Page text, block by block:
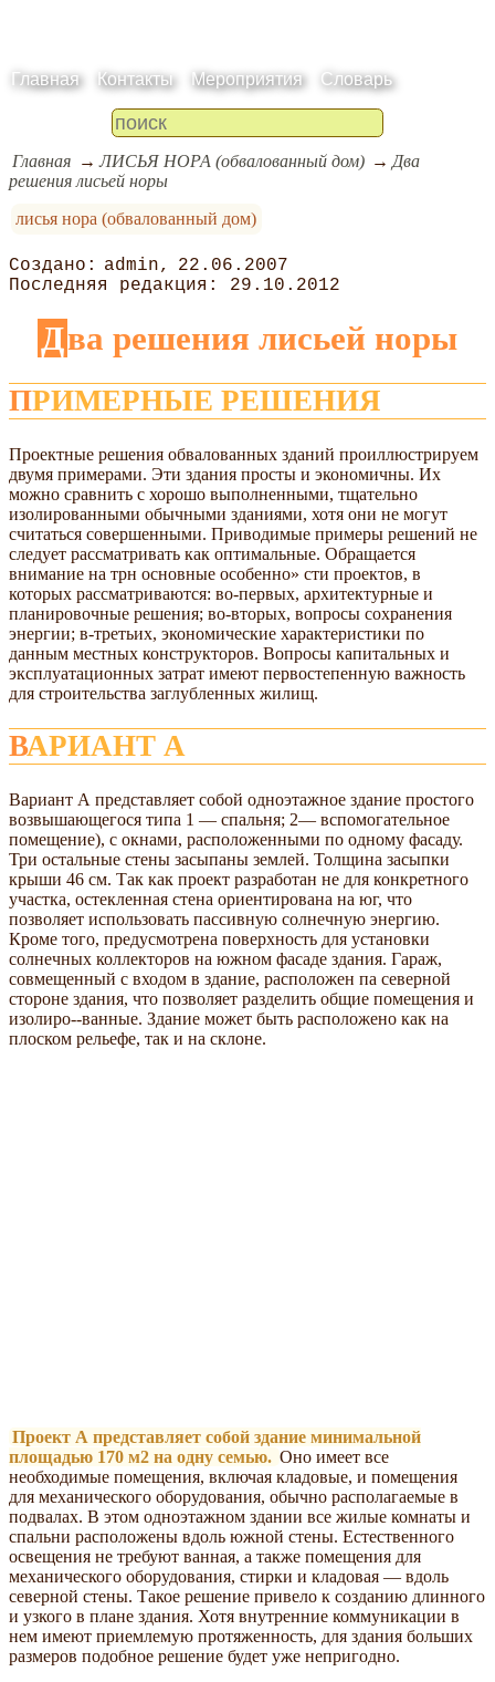
Главная Контакты Мероприятия Словарь
Главная ЛИСЬЯ НОРА (обвалованный дом)
Два
решения лисьей норы
лисья нора (обвалованный дом)
admin
22.06.2007
29.10.2012
Два решения лисьей норы
ПРИМЕРНЫЕ РЕШЕНИЯ
Проектные решения обвалованных зданий проиллюстрируем
двумя примерами. Эти здания просты и экономичны. Их
можно сравнить с хорошо выполненными, тщательно
изолированными обычными зданиями, хотя они не могут
считаться совершенными. Приводимые примеры решений не
следует рассматривать как оптимальные. Обращается
внимание на трн основные особенно» сти проектов, в
которых рассматриваются: во-первых, архитектурные и
планировочные решения; во-вторых, вопросы сохранения
энергии; в-третьих, экономические характеристики по
данным местных конструкторов. Вопросы капитальных и
эксплуатационных затрат имеют первостепенную важность
для строительства заглубленных жилищ.
ВАРИАНТ А
Вариант А представляет собой одноэтажное здание простого
возвышающегося типа 1 — спальня; 2— вспомогательное
помещение), с окнами, расположенными по одному фасаду.
Три остальные стены засыпаны землей. Толщина засыпки
крыши 46 см. Так как проект разработан не для конкретного
участка, остекленная стена ориентирована на юг, что
позволяет использовать пассивную солнечную энергию.
Кроме того, предусмотрена поверхность для установки
солнечных коллекторов на южном фасаде здания. Гараж,
совмещенный с входом в здание, расположен па северной
стороне здания, что позволяет разделить общие помещения и
изолиро--ванные. Здание может быть расположено как на
плоском рельефе, так и на склоне.
Проект А представляет собой здание минимальной
площадью 170 м2 на одну семью. Оно имеет все
необходимые помещения, включая кладовые, и помещения
для механического оборудования, обычно располагаемые в
подвалах. В этом одноэтажном здании все жилые комнаты и
спальни расположены вдоль южной стены. Естественного
освещения не требуют ванная, а также помещения для
механического оборудования, стирки и кладовая — вдоль
северной стены. Такое решение привело к созданию длинного
и узкого в плане здания. Хотя внутренние коммуникации в
нем имеют приемлемую протяженность, для здания больших
размеров подобное решение будет уже непригодно.